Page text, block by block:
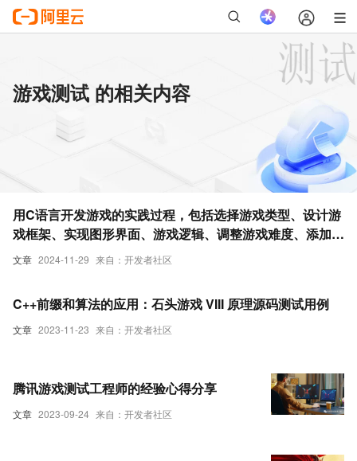
游戏测试 的相关内容
文章 2024-11-29 来自：开发者社区
用C语言开发游戏的实践过程，包括选择游戏类型、设计游
戏框架、实现图形界面、游戏逻辑、调整游戏难度、添加音
效音乐、性能优化、测试调试等内容
文章 2023-11-23 来自：开发者社区
C++前缀和算法的应用：石头游戏 VIII 原理源码测试用例
文章 2023-09-24 来自：开发者社区
腾讯游戏测试工程师的经验心得分享